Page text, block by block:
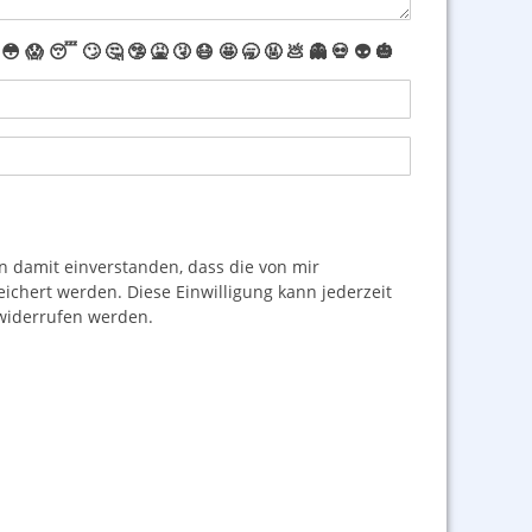
😳 😱 😴 🙄 🤔 🤥 🤮 🤧 😷 🤩 🥱 🤬 💩 👻 💀 👽 🎃
einverstanden, dass die von mir
werden. Diese Einwilligung kann jederzeit
werden.